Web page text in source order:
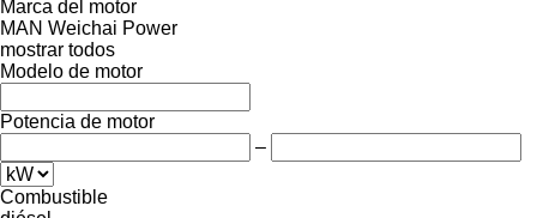
Marca del motor
MAN Weichai Power
mostrar todos
Modelo de motor
Potencia de motor
–
Combustible